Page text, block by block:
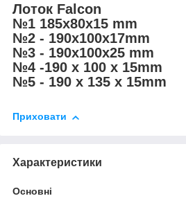
Лоток Falcon
№1 185x80x15 mm
№2 - 190x100x17mm
№3 - 190x100x25 mm
№4 -190 x 100 x 15mm
№5 - 190 x 135 x 15mm
Приховати
Характеристики
Основні